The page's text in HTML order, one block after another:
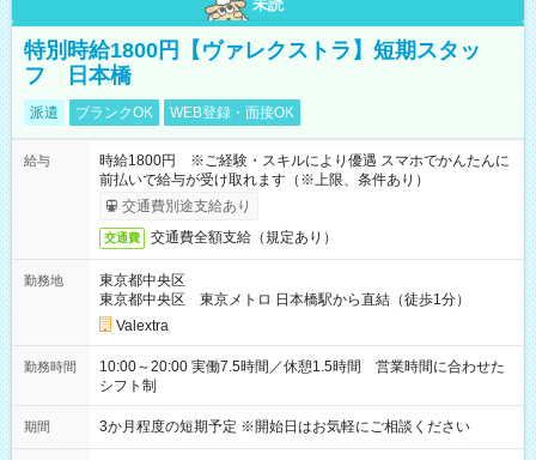
未読
特別時給1800円【ヴァレクストラ】短期スタッ
フ 日本橋
派遣 ブランクOK WEB登録・面接OK
給与
時給1800円 ※ご経験・スキルにより優遇 スマホでかんたんに
前払いで給与が受け取れます（※上限、条件あり）
交通費別途支給あり
交通費 交通費全額支給（規定あり）
勤務地
東京都中央区
東京都中央区 東京メトロ 日本橋駅から直結（徒歩1分）
Valextra
勤務時間
10:00～20:00 実働7.5時間／休憩1.5時間 営業時間に合わせた
シフト制
期間 3か月程度の短期予定 ※開始日はお気軽にご相談ください